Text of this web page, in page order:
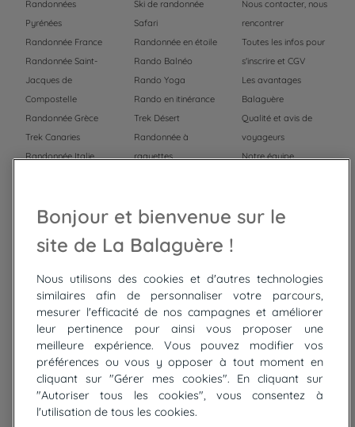
Randonnées
Pyrénées
Randonnée France
Randonnée Saint-
Jacques de
Compostelle
Randonnée Grèce
Trek Canaries
Randonnée Italie
Trek Mauritanie
Ski de randonnée
Safari
Randonnée en étoile
Rando Balnéo
Rando Yoga
Rando en itinérance
Trek Désert
Randonnée à
raquettes
Trek
Nous contacter, nous
rencontrer
Toutes les infos pour
s'inscrire et CGV
Les avantages
Balaguère
Qualité et avis de
voyageurs
Notre équipe
Top
circuits
Tour du lac de Constance à vélo
Cyclades : Amorgos et Naxos
Randonnée aux Bardenas Reales
De Collioure à Cadaquès à pied
Découverte des trésors de Madère
Rando Réunion en douceur
Bonjour et bienvenue sur le
site de La Balaguère !
Nous utilisons des cookies et d'autres technologies
similaires afin de personnaliser votre parcours,
mesurer l'efficacité de nos campagnes et améliorer
leur pertinence pour ainsi vous proposer une
meilleure expérience. Vous pouvez modifier vos
préférences ou vous y opposer à tout moment en
cliquant sur "Gérer mes cookies". En cliquant sur
"Autoriser tous les cookies", vous consentez à
l'utilisation de tous les cookies.